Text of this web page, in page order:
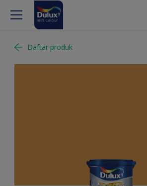
Daftar produk